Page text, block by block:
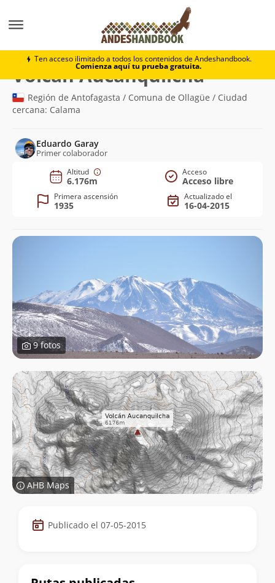
Ten acceso ilimitado a todos los contenidos de Andeshandbook.
Comienza aquí tu prueba gratuita.
Volcán Aucanquilcha
Volcán Aucanquilcha
Región de Antofagasta / Comuna de Ollagüe / Ciudad
cercana: Calama
Eduardo Garay
Primer colaborador
Altitud
6.176m
Acceso
Acceso libre
Primera ascensión
1935
Actualizado el
16-04-2015
9 fotos
AHB Maps
Datos
de
cumbre
Publicado el 07-05-2015